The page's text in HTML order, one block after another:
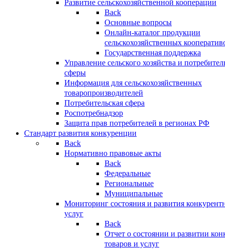
Развитие сельскохозяйственной кооперации
Back
Основные вопросы
Онлайн-каталог продукции
сельскохозяйственных
Государственная поддержка
Управление сельского хозяйства и
сферы
Информация для сельскохозяйственных
товаропроизводителей
Потребительская сфера
Роспотребнадзор
Защита прав потребителей в регионах РФ
Стандарт развития конкуренции
Back
Нормативно правовые акты
Back
Федеральные
Региональные
Муниципальные
Мониторинг состояния и развития
услуг
Back
Отчет о состоянии и развитии
товаров и услуг